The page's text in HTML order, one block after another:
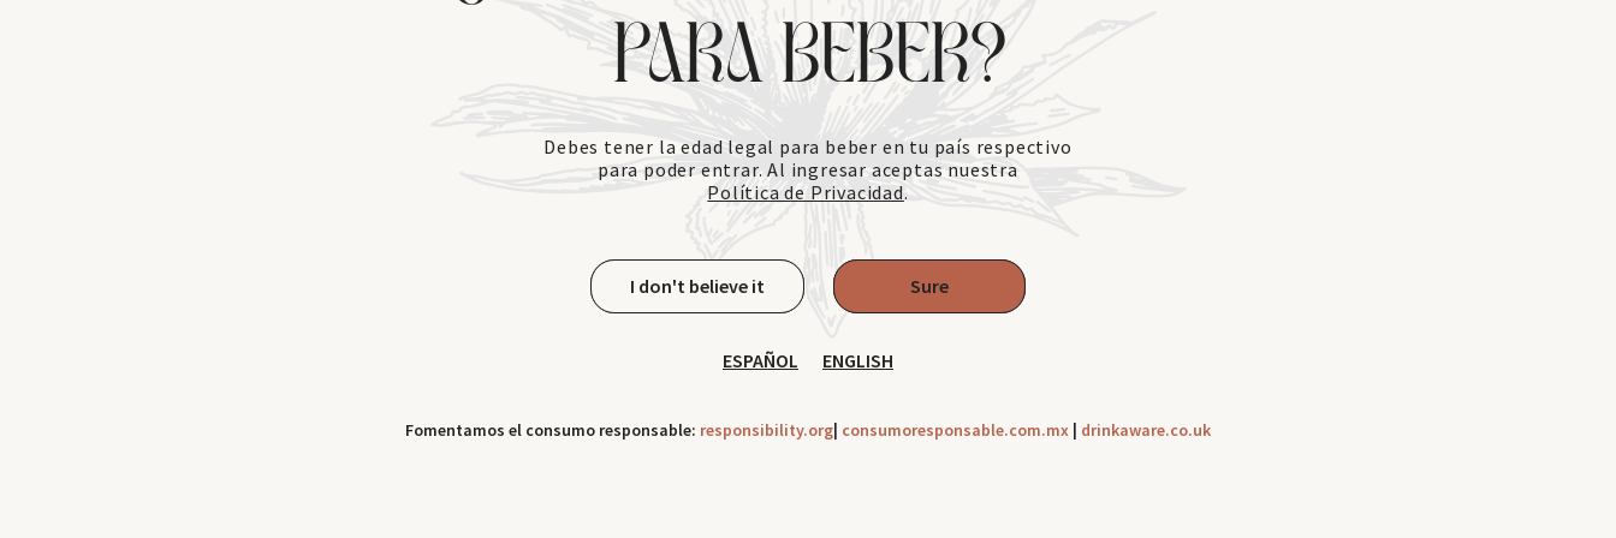
PARA BEBER?
Debes tener la edad legal para beber en tu país respectivo
para poder entrar. Al ingresar aceptas nuestra
Política de Privacidad.
I don't believe it Sure
ESPAÑOL ENGLISH
Fomentamos el consumo responsable: responsibility.org| consumoresponsable.com.mx | drinkaware.co.uk